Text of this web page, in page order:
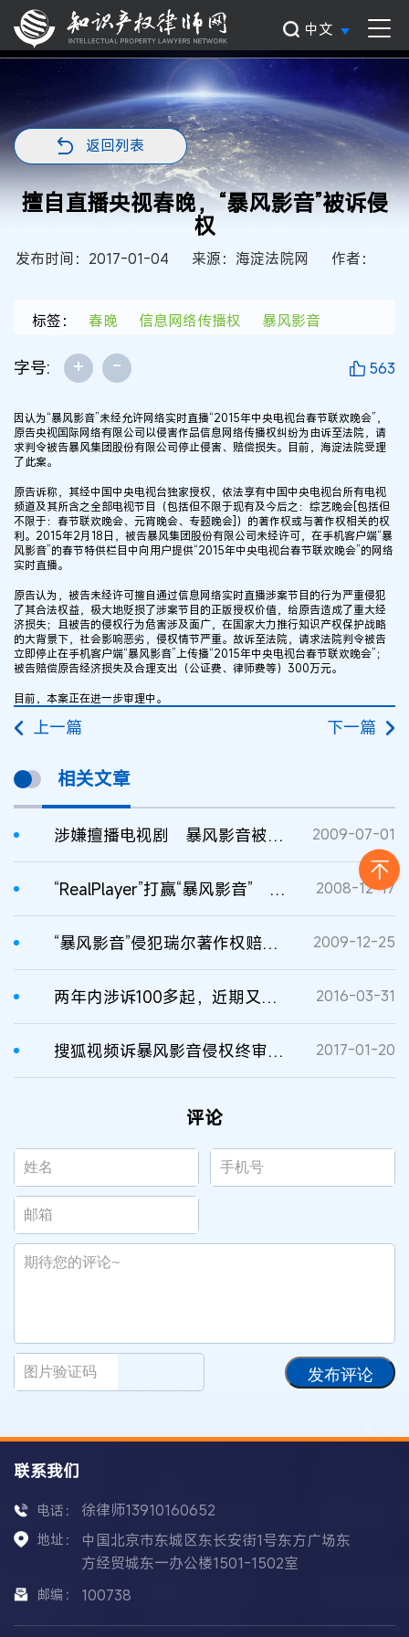
中文
返回列表
擅自直播央视春晚，“暴风影音”被诉侵
权
发布时间：2017-01-04 来源：海淀法院网 作者：
标签： 春晚 信息网络传播权 暴风影音
字号: + - 563
因认为“暴风影音”未经允许网络实时直播“2015年中央电视台春节联欢晚会”，
原告央视国际网络有限公司以侵害作品信息网络传播权纠纷为由诉至法院，请
求判令被告暴风集团股份有限公司停止侵害、赔偿损失。目前，海淀法院受理
了此案。
原告诉称，其经中国中央电视台独家授权，依法享有中国中央电视台所有电视
频道及其所含之全部电视节目（包括但不限于现有及今后之：综艺晚会[包括但
不限于：春节联欢晚会、元宵晚会、专题晚会]）的著作权或与著作权相关的权
利。2015年2月18日，被告暴风集团股份有限公司未经许可，在手机客户端“暴
风影音”的春节特供栏目中向用户提供“2015年中央电视台春节联欢晚会”的网络
实时直播。
原告认为，被告未经许可擅自通过信息网络实时直播涉案节目的行为严重侵犯
了其合法权益，极大地贬损了涉案节目的正版授权价值，给原告造成了重大经
济损失；且被告的侵权行为危害涉及面广，在国家大力推行知识产权保护战略
的大背景下，社会影响恶劣，侵权情节严重。故诉至法院，请求法院判令被告
立即停止在手机客户端“暴风影音”上传播“2015年中央电视台春节联欢晚会”；
被告赔偿原告经济损失及合理支出（公证费、律师费等）300万元。
目前，本案正在进一步审理中。
上一篇 下一篇
相关文章
涉嫌擅播电视剧 暴风影音被诉侵权 2009-07-01
“RealPlayer”打赢“暴风影音” 美国瑞尔公司获赔20万 2008-12-17
“暴风影音”侵犯瑞尔著作权赔偿20万 2009-12-25
两年内涉诉100多起，近期又因“暴风影音”涉嫌侵权，遭索赔1亿元 2016-03-31
搜狐视频诉暴风影音侵权终审胜诉，获赔12.5万元 2017-01-20
评论
发布评论
联系我们
电话： 徐律师13910160652
地址：
中国北京市东城区东长安街1号东方广场东
方经贸城东一办公楼1501-1502室
邮编： 100738